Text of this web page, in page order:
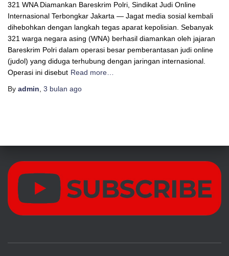
321 WNA Diamankan Bareskrim Polri, Sindikat Judi Online
Internasional Terbongkar Jakarta — Jagat media sosial kembali
dihebohkan dengan langkah tegas aparat kepolisian. Sebanyak
321 warga negara asing (WNA) berhasil diamankan oleh jajaran
Bareskrim Polri dalam operasi besar pemberantasan judi online
(judol) yang diduga terhubung dengan jaringan internasional.
Operasi ini disebut Read more…
By admin 3 bulan ago